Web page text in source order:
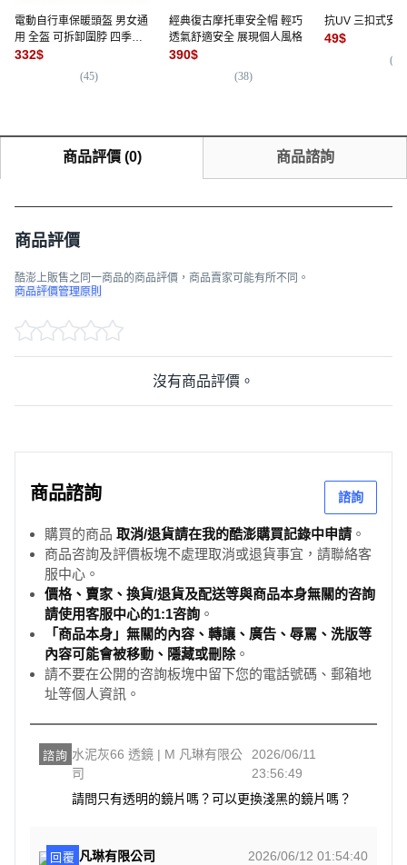
電動自行車保暖頭盔 男女通
用 全盔 可拆卸圍脖 四季適
用 安全頭盔
332$
(45)
經典復古摩托車安全帽 輕巧
透氣舒適安全 展現個人風格
390$
(38)
抗UV 三扣式安
49$
(
商品評價(0) 商品諮詢
商品評價
酷澎上販售之同一商品的商品評價，商品賣家可能有所不同。
商品評價管理原則
沒有商品評價。
商品諮詢 諮詢
購買的商品 取消/退貨請在我的酷澎購買記錄中申請 。
商品咨詢及評價板塊不處理取消或退貨事宜，請聯絡客
服中心。
價格、賣家、換貨/退貨及配送等與商品本身無關的咨詢
請使用客服中心的1:1咨詢 。
「商品本身」無關的內容、轉讓、廣告、辱罵、洗版等
內容可能會被移動、隱藏或刪除。
請不要在公開的咨詢板塊中留下您的電話號碼、郵箱地
址等個人資訊。
諮詢 水泥灰66 透鏡 | M 凡琳有限公
司
2026/06/11
23:56:49
請問只有透明的鏡片嗎？可以更換淺黑的鏡片嗎？
回覆 凡琳有限公司
2026/06/12 01:54:40